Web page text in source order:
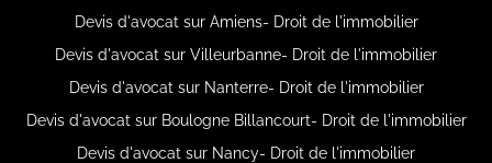
Devis d'avocat sur Amiens- Droit de l'immobilier
Devis d'avocat sur Villeurbanne- Droit de l'immobilier
Devis d'avocat sur Nanterre- Droit de l'immobilier
Devis d'avocat sur Boulogne Billancourt- Droit de l'immobilier
Devis d'avocat sur Nancy- Droit de l'immobilier